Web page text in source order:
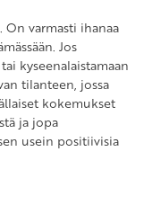
varmasti ihanaa
Jos
kyseenalaistamaan
tilanteen, jossa
kokemukset
ja jopa
usein positiivisia